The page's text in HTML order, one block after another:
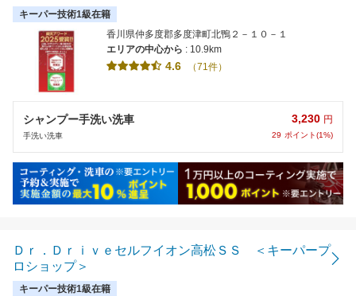
オン決定戦 優勝者在籍 洗車・コーティングの事は何で
もお任せ下さい！
キーパー技術1級在籍
香川県仲多度郡多度津町北鴨２－１０－１
エリアの中心から : 10.9km
4.6 （71件）
シャンプー手洗い洗車
手洗い洗車
3,230 円
29 ポイント(1%)
Ｄｒ．Ｄｒｉｖｅセルフイオン高松ＳＳ ＜キーパープ
ロショップ＞
キーパー技術1級在籍